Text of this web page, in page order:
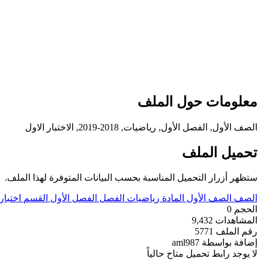
معلومات حول الملف
الصف الأول, الفصل الأول, رياضيات, 2018-2019, الاختبار الاول
تحميل الملف
ستظهر أزرار التحميل المناسبة بحسب البيانات المتوفرة لهذا الملف.
الصف الصف الأول المادة رياضيات الفصل الفصل الأول القسم
الحجم 0
المشاهدات 9,432
رقم الملف 5771
إضافة بواسطة aml987
لا يوجد رابط تحميل متاح حالياً